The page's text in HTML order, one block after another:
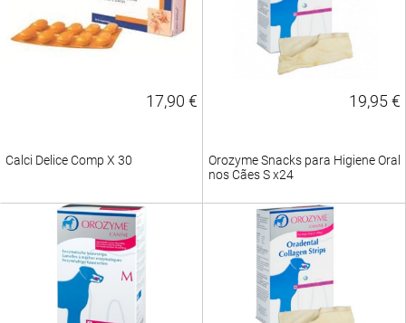
17,90 €
Calci Delice Comp X 30
19,95 €
Orozyme Snacks para Higiene Oral
nos Cães S x24